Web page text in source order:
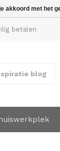
betalen
blog
akkoord met het